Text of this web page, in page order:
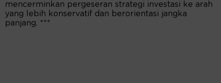
mencerminkan pergeseran strategi investasi ke arah
yang lebih konservatif dan berorientasi jangka
panjang. ***